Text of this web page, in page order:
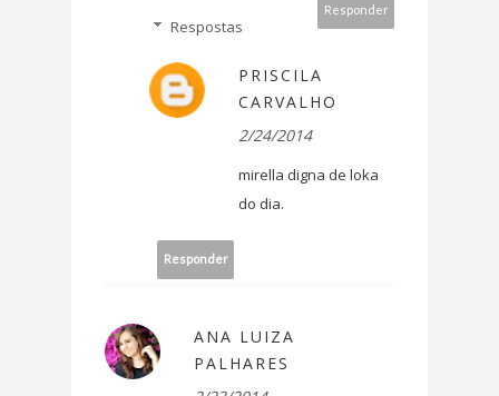
Responder
Respostas
PRISCILA
CARVALHO
2/24/2014
mirella digna de loka
do dia.
Responder
ANA LUIZA
PALHARES